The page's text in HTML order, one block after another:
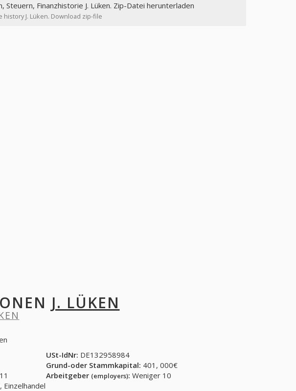
Steuern, Finanzhistorie J. Lüken. Zip-Datei herunterladen
history J. Lüken. Download zip-file
J. LÜKEN
USt-IdNr: DE132958984
Grund-oder Stammkapital: 401, 000€
Arbeitgeber (employers): Weniger 10
Einzelhandel